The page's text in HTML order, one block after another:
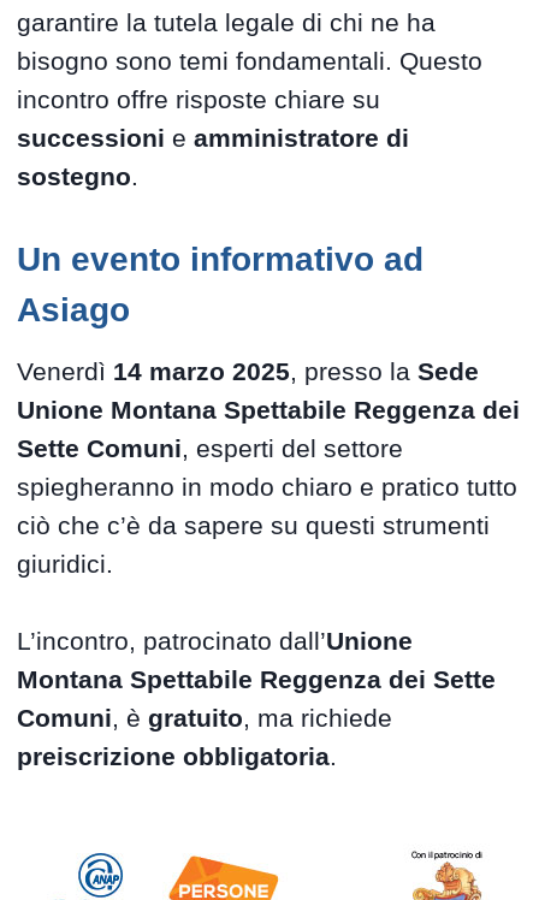
garantire la tutela legale di chi ne ha
bisogno sono temi fondamentali. Questo
incontro offre risposte chiare su
successioni eamministratore di
sostegno.
Un evento informativo ad
Asiago
Venerdì 14 marzo 2025, presso laSede
Unione Montana Spettabile Reggenza dei
Sette Comuni, esperti del settore
spiegheranno in modo chiaro e pratico tutto
ciò che c’è da sapere su questi strumenti
giuridici.
L’incontro, patrocinato dall’Unione
Montana Spettabile Reggenza dei Sette
Comuni, ègratuito, ma richiede
preiscrizione obbligatoria.